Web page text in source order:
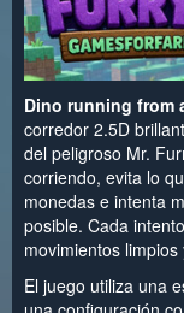
Dino running from
corredor 2.5D
del peligroso Mr.
corriendo, evita lo
monedas e intenta
posible. Cada
movimientos
El juego utiliza una